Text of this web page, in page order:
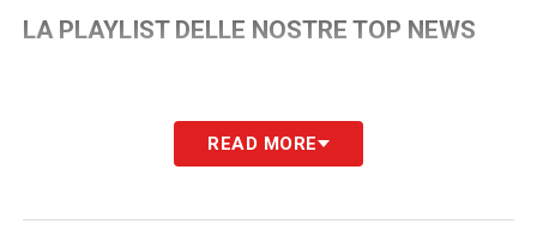
LA PLAYLIST DELLE NOSTRE TOP NEWS
READ MORE